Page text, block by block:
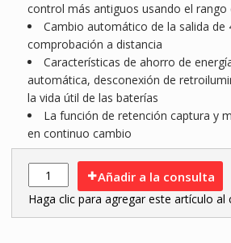
control más antiguos usando el rango
Cambio automático de la salida de
comprobación a distancia
Características de ahorro de
automática, desconexión de
la vida útil de las baterías
La función de retención captura y
en continuo cambio
Añadir a la consulta
Haga clic para agregar este artículo al